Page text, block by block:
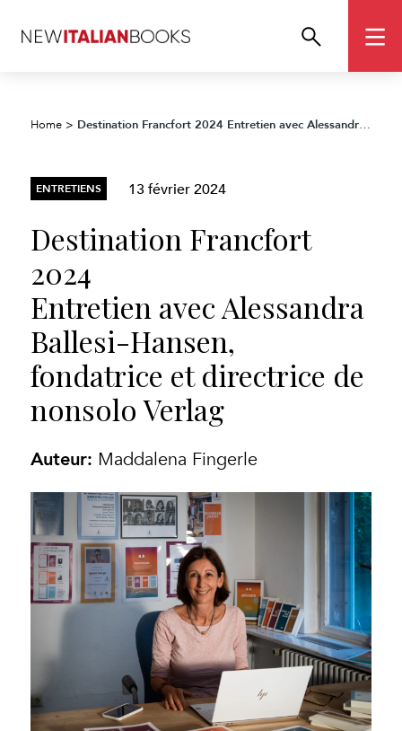
Home > Destination Francfort 2024 Entretien avec Alessandra Ballesi-Hansen, fondatrice et directrice de nonsolo Verlag
ENTRETIENS 13 février 2024
Destination Francfort
2024
Entretien avec Alessandra
Ballesi-Hansen,
fondatrice et directrice de
nonsolo Verlag
Auteur: Maddalena Fingerle